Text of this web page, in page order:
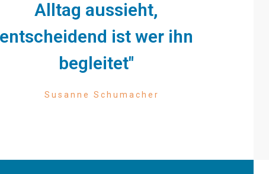
Alltag aussieht,
entscheidend ist wer ihn
begleitet"
Susanne Schumacher